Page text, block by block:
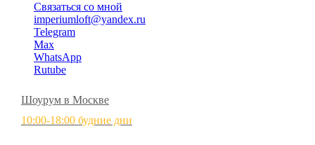
Связаться со мной
imperiumloft@yandex.ru
Telegram
Max
WhatsApp
Rutube
Шоурум в Москве
10:00-18:00 будние дни